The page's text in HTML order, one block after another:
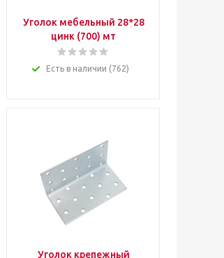
Уголок мебельный 28*28
цинк (700) мт
Есть в наличии (762)
Уголок крепежный